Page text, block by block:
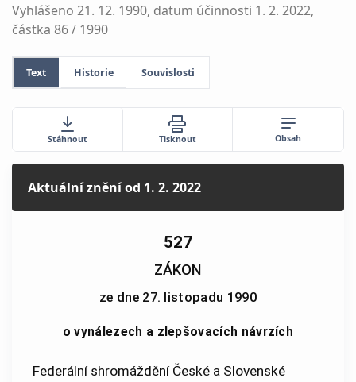
Vyhlášeno 21. 12. 1990, datum účinnosti 1. 2. 2022,
částka 86 / 1990
Text Historie Souvislosti
Stáhnout Tisknout Obsah
Aktuální zněníod 1. 2. 2022
527
ZÁKON
ze dne 27. listopadu 1990
o vynálezech a zlepšovacích návrzích
Federální shromáždění České a Slovenské